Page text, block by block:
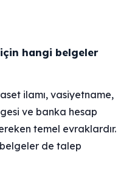
hangi belgeler
ilamı, vasiyetname,
ve banka hesap
temel evraklardır.
de talep